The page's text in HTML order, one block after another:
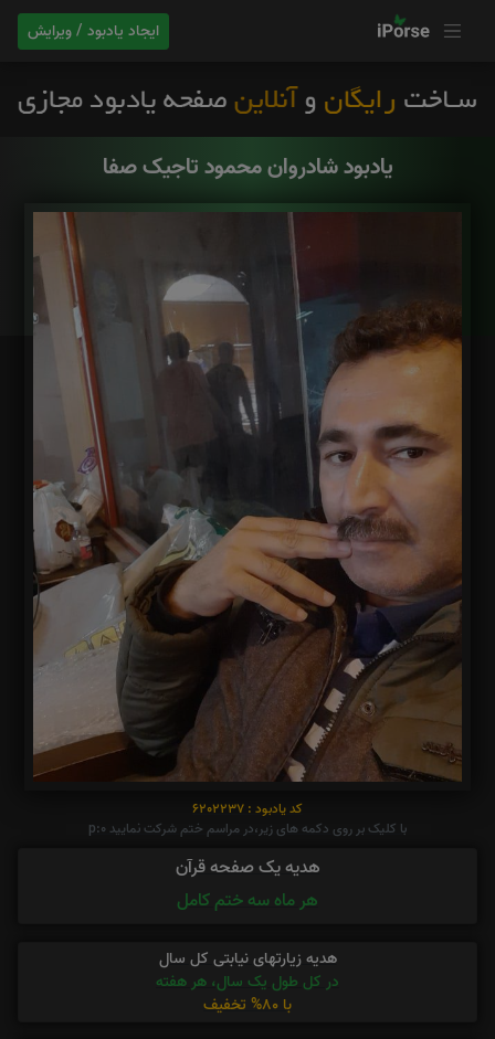
ایجاد یادبود / ویرایش
یادبود شادروان محمود تاجیک صفا
کد یادبود : 6202237
با کلیک بر روی دکمه های زیر،در مراسم ختم شرکت نمایید p:0
هدیه یک صفحه قرآن
هر ماه سه ختم کامل
هدیه زیارتهای نیابتی کل سال
در کل طول یک سال، هر هفته
با 80% تخفیف